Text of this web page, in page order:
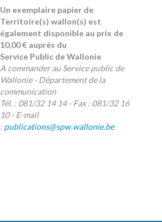
Un exemplaire papier de
Territoire(s) wallon(s) est
également disponible au prix de
10,00 € auprès du
Service Public de Wallonie
A commander au Service public de
Wallonie - Département de la
communication
Tél. : 081/32 14 14 - Fax : 081/32 16
10 - E-mail
: publications@spw.wallonie.be